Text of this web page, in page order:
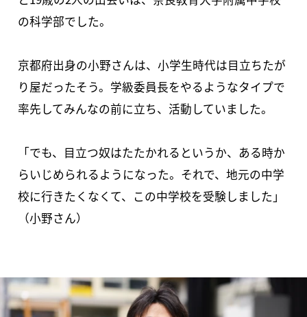
の科学部でした。
京都府出身の小野さんは、小学生時代は目立ちたが
り屋だったそう。学級委員長をやるようなタイプで
率先してみんなの前に立ち、活動していました。
「でも、目立つ奴はたたかれるというか、ある時か
らいじめられるようになった。それで、地元の中学
校に行きたくなくて、この中学校を受験しました」
（小野さん）